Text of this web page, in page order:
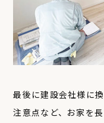
最後に建設会社様に
注意点など、お家を